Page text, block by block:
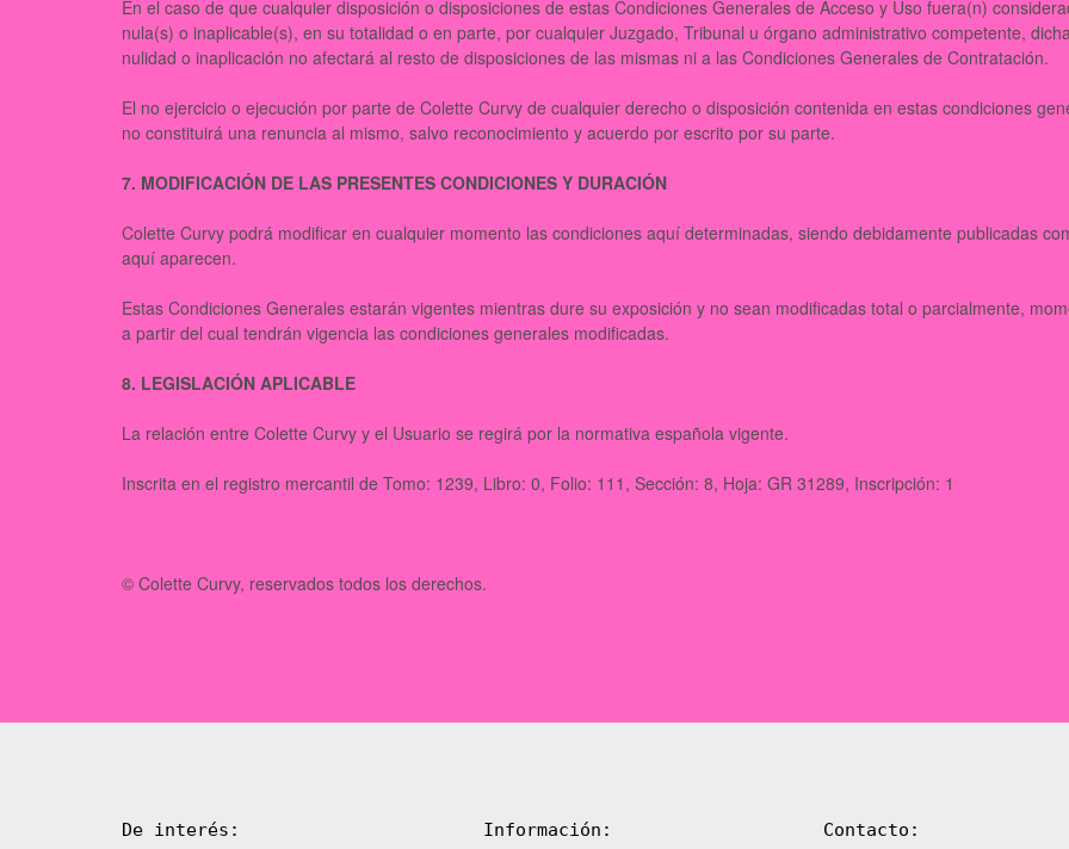
En el caso de que cualquier disposición o disposiciones de estas Condiciones Generales de Acceso y Uso fuera(n)
nula(s) o inaplicable(s), en su totalidad o en parte, por cualquier Juzgado, Tribunal u órgano administrativo competente,
nulidad o inaplicación no afectará al resto de disposiciones de las mismas ni a las Condiciones Generales de Contratación.
El no ejercicio o ejecución por parte de Colette Curvy de cualquier derecho o disposición contenida en estas condiciones
no constituirá una renuncia al mismo, salvo reconocimiento y acuerdo por escrito por su parte.
7. MODIFICACIÓN DE LAS PRESENTES CONDICIONES Y DURACIÓN
Colette Curvy podrá modificar en cualquier momento las condiciones aquí determinadas, siendo debidamente publicadas
aquí aparecen.
Estas Condiciones Generales estarán vigentes mientras dure su exposición y no sean modificadas total o parcialmente,
a partir del cual tendrán vigencia las condiciones generales modificadas.
8. LEGISLACIÓN APLICABLE
La relación entre Colette Curvy y el Usuario se regirá por la normativa española vigente.
Inscrita en el registro mercantil de Tomo: 1239, Libro: 0, Folio: 111, Sección: 8, Hoja: GR 31289, Inscripción: 1
© Colette Curvy, reservados todos los derechos.
De interés: Información: Contacto: